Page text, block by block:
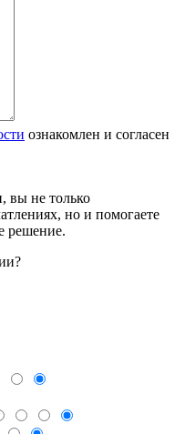
ознакомлен и согласен
вы не только
но и помогаете
решение.